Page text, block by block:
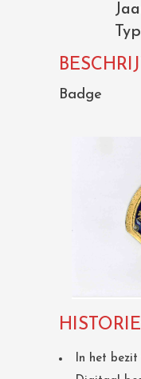
Badge
In het bezit